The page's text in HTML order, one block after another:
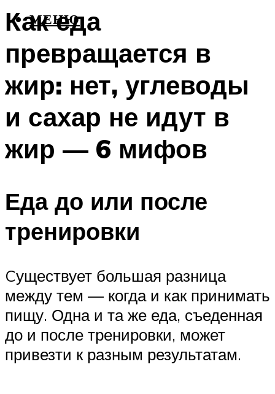
МЕНЮ
Как еда
превращается в
жир: нет, углеводы
и сахар не идут в
жир — 6 мифов
Еда до или после
тренировки
Cуществует большая разница
между тем — когда и как принимать
пищу. Одна и та же еда, съеденная
до и после тренировки, может
привезти к разным результатам.